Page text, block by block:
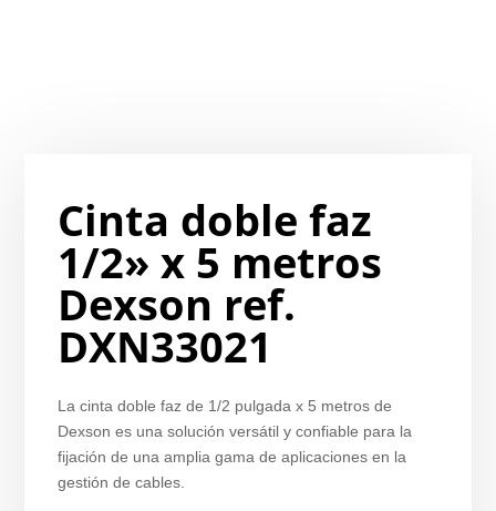
Cinta doble faz
1/2» x 5 metros
Dexson ref.
DXN33021
La cinta doble faz de 1/2 pulgada x 5 metros de
Dexson es una solución versátil y confiable para la
fijación de una amplia gama de aplicaciones en la
gestión de cables.